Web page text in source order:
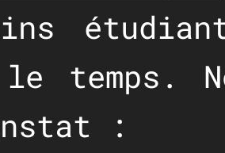
le temps.
: